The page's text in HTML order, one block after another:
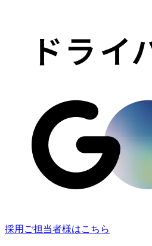
採用ご担当者様はこちら